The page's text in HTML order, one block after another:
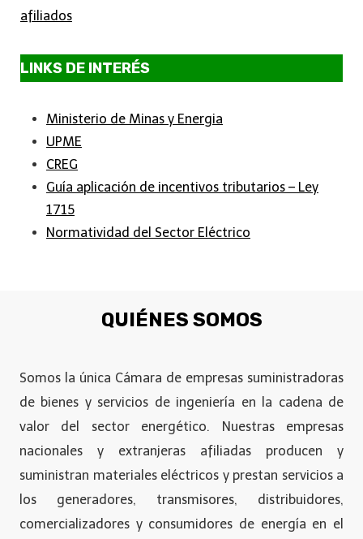
afiliados
LINKS DE INTERÉS
Ministerio de Minas y Energia
UPME
CREG
Guía aplicación de incentivos tributarios – Ley
1715
Normatividad del Sector Eléctrico
QUIÉNES SOMOS
Somos la única Cámara de empresas suministradoras
de bienes y servicios de ingeniería en la cadena de
valor del sector energético. Nuestras empresas
nacionales y extranjeras afiliadas producen y
suministran materiales eléctricos y prestan servicios a
los generadores, transmisores, distribuidores,
comercializadores y consumidores de energía en el